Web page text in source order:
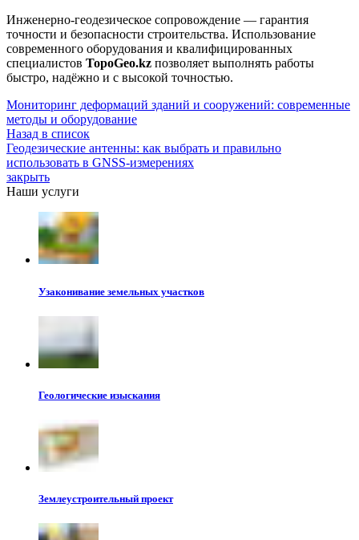
Инженерно-геодезическое сопровождение — гарантия
точности и безопасности строительства. Использование
современного оборудования и квалифицированных
специалистов TopoGeo.kz позволяет выполнять работы
быстро, надёжно и с высокой точностью.
Мониторинг деформаций зданий и сооружений: современные
методы и оборудование
Назад в список
Геодезические антенны: как выбрать и правильно
использовать в GNSS-измерениях
закрыть
Наши услуги
Узаконивание земельных участков
Геологические изыскания
Землеустроительный проект